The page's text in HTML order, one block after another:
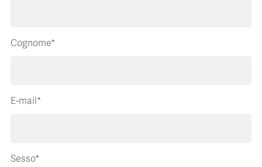
Cognome*
E-mail*
Sesso*